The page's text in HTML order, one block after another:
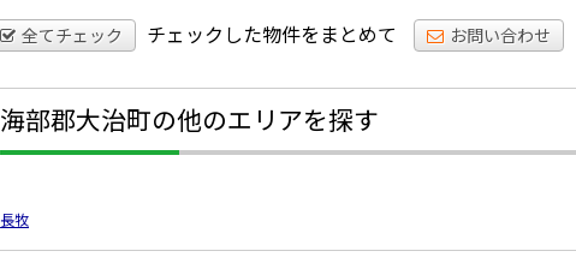
全てチェック チェックした物件をまとめて お問い合わせ
海部郡大治町の他のエリアを探す
長牧